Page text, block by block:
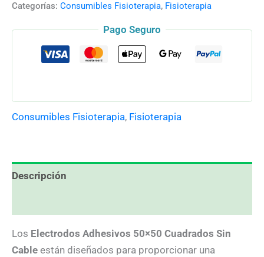
Categorías: Consumibles Fisioterapia, Fisioterapia
Pago Seguro
Consumibles Fisioterapia, Fisioterapia
Descripción
Los Electrodos Adhesivos 50×50 Cuadrados Sin
Cable están diseñados para proporcionar una